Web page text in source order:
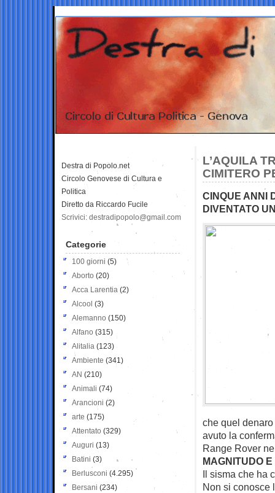
L’AQUILA
CIMITERO
CINQUE ANNI
DIVENTATO
che quel
avuto la
Range Rover
MAGNITUDO
Il sisma che ha
Non si conosce
Destra di Popolo.net
Circolo Genovese di Cultura e
Politica
Diretto da Riccardo Fucile
Scrivici: destradipopolo@gmail.com
Categorie
100 giorni (5)
Aborto (20)
Acca Larentia (2)
Alcool (3)
Alemanno (150)
Alfano (315)
Alitalia (123)
Ambiente (341)
AN (210)
Animali (74)
Arancioni (2)
arte (175)
Attentato (329)
Auguri (13)
Batini (3)
Berlusconi (4.295)
Bersani (234)